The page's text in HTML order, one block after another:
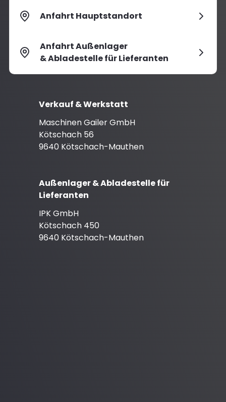
Anfahrt Hauptstandort
Anfahrt Außenlager
& Abladestelle für Lieferanten
Verkauf & Werkstatt
Maschinen Gailer GmbH
Kötschach 56
9640 Kötschach-Mauthen
Außenlager & Abladestelle für
Lieferanten
IPK GmbH
Kötschach 450
9640 Kötschach-Mauthen